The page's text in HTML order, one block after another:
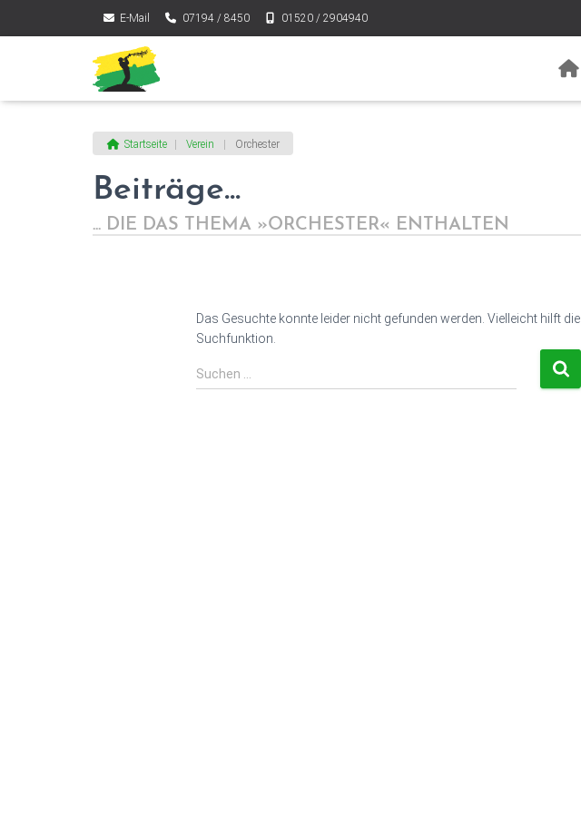
E-Mail 07194 / 8450 01520 / 2904940
Startseite Verein Orchester
Beiträge...
... DIE DAS THEMA »ORCHESTER« ENTHALTEN
Das Gesuchte konnte leider nicht gefunden werden. Vielleicht hilft die
Suchfunktion.
Suchen
nach:
Suchen …